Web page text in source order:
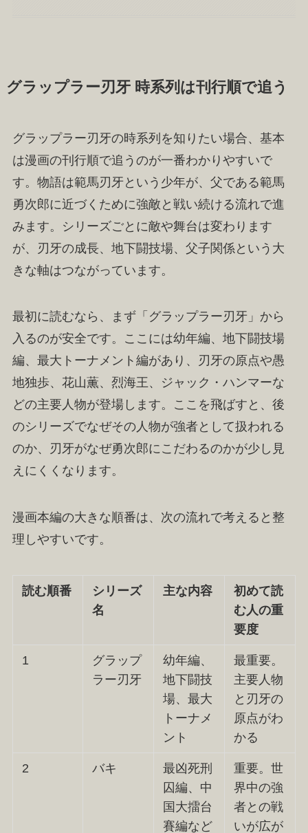
グラップラー刃牙 時系列は刊行順で追う
グラップラー刃牙の時系列を知りたい場合、基本
は漫画の刊行順で追うのが一番わかりやすいで
す。物語は範馬刃牙という少年が、父である範馬
勇次郎に近づくために強敵と戦い続ける流れで進
みます。シリーズごとに敵や舞台は変わります
が、刃牙の成長、地下闘技場、父子関係という大
きな軸はつながっています。
最初に読むなら、まず「グラップラー刃牙」から
入るのが安全です。ここには幼年編、地下闘技場
編、最大トーナメント編があり、刃牙の原点や愚
地独歩、花山薫、烈海王、ジャック・ハンマーな
どの主要人物が登場します。ここを飛ばすと、後
のシリーズでなぜその人物が強者として扱われる
のか、刃牙がなぜ勇次郎にこだわるのかが少し見
えにくくなります。
漫画本編の大きな順番は、次の流れで考えると整
理しやすいです。
読む順番
シリーズ
名
主な内容
初めて読
む人の重
要度
1
グラップ
ラー刃牙
幼年編、
地下闘技
場、最大
トーナメ
ント
最重要。
主要人物
と刃牙の
原点がわ
かる
2 バキ
最凶死刑
囚編、中
国大擂台
賽編など
重要。世
界中の強
者との戦
いが広が